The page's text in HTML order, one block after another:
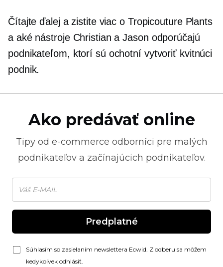
Čítajte ďalej a zistite viac o Tropicouture Plants
a aké nástroje Christian a Jason odporúčajú
podnikateľom, ktorí sú ochotní vytvoriť kvitnúci
podnik.
Ako predávať online
Tipy od e-commerce odborníci pre malých
podnikateľov a začínajúcich podnikateľov.
Predplatné
Súhlasím so zasielaním newslettera Ecwid. Z odberu sa môžem
kedykoľvek odhlásiť.